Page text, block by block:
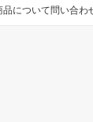
品について問い合わ